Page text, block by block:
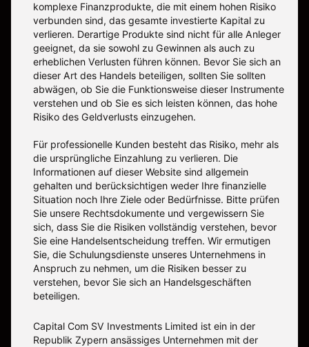
komplexe Finanzprodukte, die mit einem hohen Risiko
verbunden sind, das gesamte investierte Kapital zu
verlieren. Derartige Produkte sind nicht für alle Anleger
geeignet, da sie sowohl zu Gewinnen als auch zu
erheblichen Verlusten führen können. Bevor Sie sich an
dieser Art des Handels beteiligen, sollten Sie sollten
abwägen, ob Sie die Funktionsweise dieser Instrumente
verstehen und ob Sie es sich leisten können, das hohe
Risiko des Geldverlusts einzugehen.
Für professionelle Kunden besteht das Risiko, mehr als
die ursprüngliche Einzahlung zu verlieren. Die
Informationen auf dieser Website sind allgemein
gehalten und berücksichtigen weder Ihre finanzielle
Situation noch Ihre Ziele oder Bedürfnisse. Bitte prüfen
Sie unsere Rechtsdokumente und vergewissern Sie
sich, dass Sie die Risiken vollständig verstehen, bevor
Sie eine Handelsentscheidung treffen. Wir ermutigen
Sie, die Schulungsdienste unseres Unternehmens in
Anspruch zu nehmen, um die Risiken besser zu
verstehen, bevor Sie sich an Handelsgeschäften
beteiligen.
Capital Com SV Investments Limited ist ein in der
Republik Zypern ansässiges Unternehmen mit der